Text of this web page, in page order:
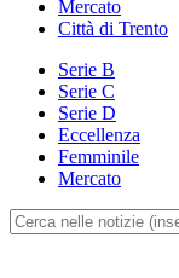
Mercato
Città di Trento
Serie B
Serie C
Serie D
Eccellenza
Femminile
Mercato